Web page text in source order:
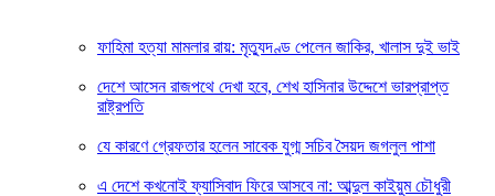
ফাহিমা হত্যা মামলার রায়: মৃত্যুদণ্ড পেলেন জাকির, খালাস দুই ভাই
দেশে আসেন রাজপথে দেখা হবে, শেখ হাসিনার উদ্দেশে ভারপ্রাপ্ত
রাষ্ট্রপতি
যে কারণে গ্রেফতার হলেন সাবেক যুগ্ম সচিব সৈয়দ জগলুল পাশা
এ দেশে কখনোই ফ্যাসিবাদ ফিরে আসবে না: আব্দুল কাইয়ুম চৌধুরী